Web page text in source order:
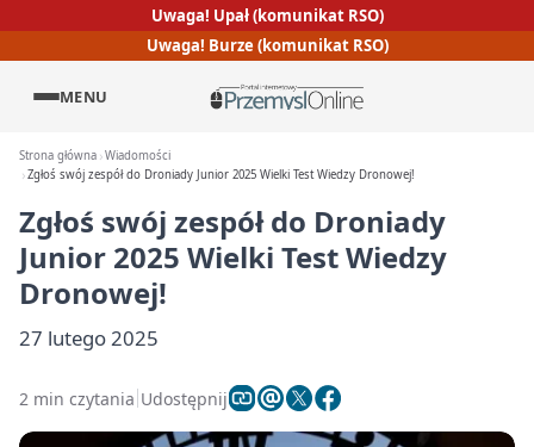
Uwaga! Upał (komunikat RSO)
Uwaga! Burze (komunikat RSO)
MENU
Strona główna Wiadomości
Zgłoś swój zespół do Droniady Junior 2025 Wielki Test Wiedzy Dronowej!
Zgłoś swój zespół do Droniady
Junior 2025 Wielki Test Wiedzy
Dronowej!
27 lutego 2025
2 min czytania Udostępnij